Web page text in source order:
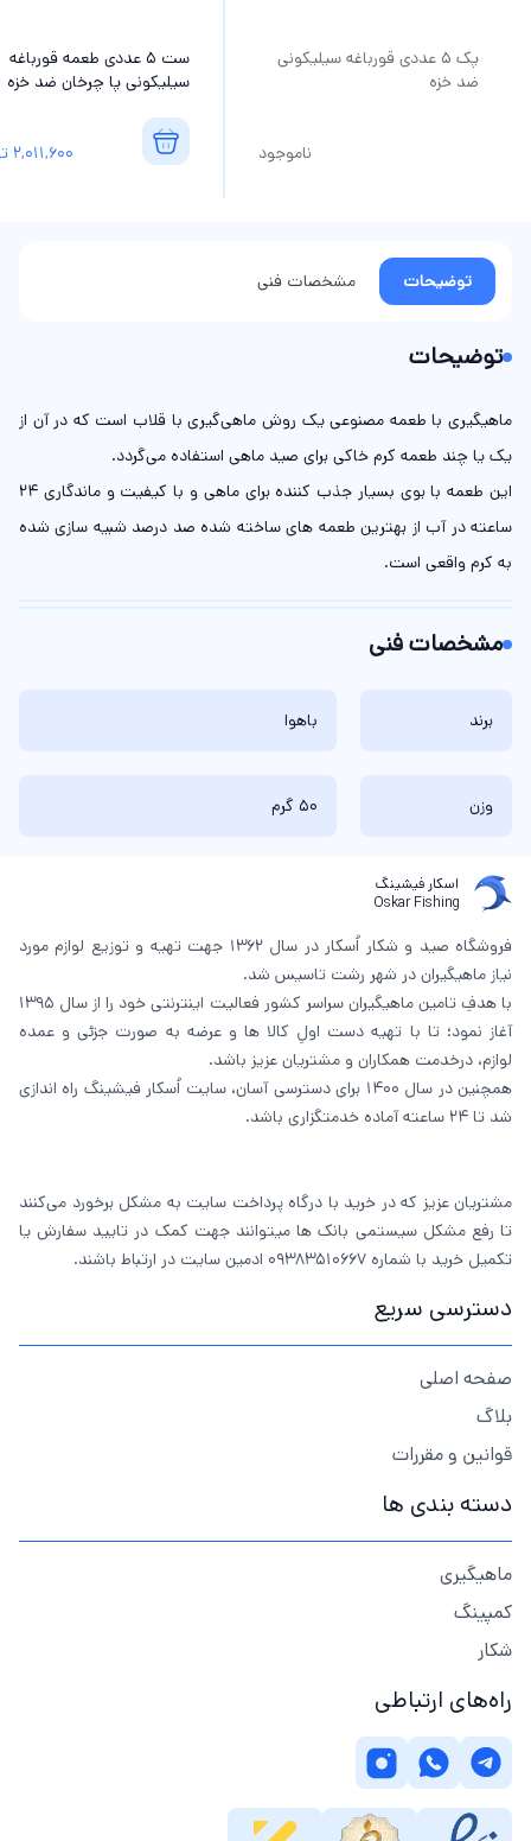
پک 5 عددی قورباغه سیلیکونی
ضد خزه
ناموجود
ست 5 عددی طعمه قورباغه
سیلیکونی پا چرخان ضد خزه
2,011,600
توضیحات مشخصات فنی
توضیحات
ماهیگیری با طعمه مصنوعی یک روش ماهی‌گیری با قلاب است که در آن از
یک یا چند طعمه کرم خاکی برای صید ماهی استفاده می‌گردد.
این طعمه با بوی بسیار جذب کننده برای ماهی و با کیفیت و ماندگاری ۲۴
ساعته در آب از بهترین طعمه های ساخته شده صد درصد شبیه سازی شده
به کرم واقعی است.
مشخصات فنی
برند باهوا
وزن 50 گرم
اسکار فیشینگ
Oskar Fishing
فروشگاه صید و شکار اُسکار در سال 1362 جهت تهیه و توزیع لوازم مورد
نیاز ماهیگیران در شهر رشت تاسیس شد.
با هدفِ تامین ماهیگیران سراسر کشور فعالیت اینترنتی خود را از سال 1395
آغاز نمود؛ تا با تهیه دست اولِ کالا ها و عرضه به صورت جزئی و عمده
لوازم، درخدمت همکاران و مشتریان عزیز باشد.
همچنین در سال 1400 برای دسترسی آسان، سایت اُسکار فیشینگ راه اندازی
شد تا 24 ساعته آماده خدمتگزاری باشد.
مشتریان عزیز که در خرید با درگاه پرداخت سایت به مشکل برخورد می‌کنند
تا رفع مشکل سیستمی بانک ها میتوانند جهت کمک در تایید سفارش یا
تکمیل خرید با شماره 09383510667 ادمین سایت در ارتباط باشند.
دسترسی سریع
صفحه اصلی
بلاگ
قوانین و مقررات
دسته بندی ها
ماهیگیری
کمپینگ
شکار
راه‌های ارتباطی